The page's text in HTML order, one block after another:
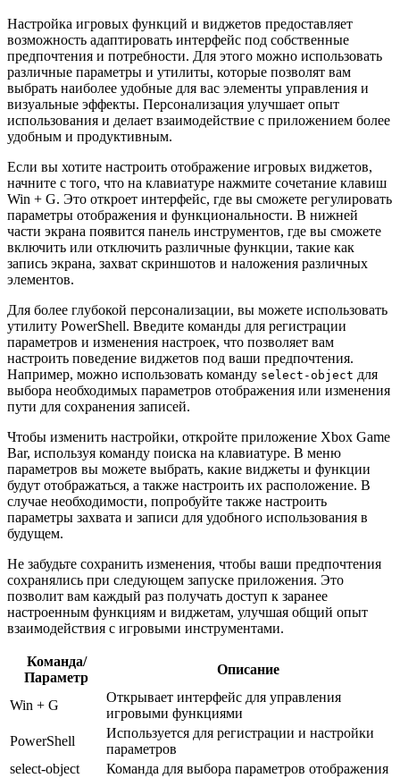
Настройка игровых функций и виджетов предоставляет
возможность адаптировать интерфейс под собственные
предпочтения и потребности. Для этого можно использовать
различные параметры и утилиты, которые позволят вам
выбрать наиболее удобные для вас элементы управления и
визуальные эффекты. Персонализация улучшает опыт
использования и делает взаимодействие с приложением более
удобным и продуктивным.
Если вы хотите настроить отображение игровых виджетов,
начните с того, что на клавиатуре нажмите сочетание клавиш
Win + G. Это откроет интерфейс, где вы сможете регулировать
параметры отображения и функциональности. В нижней
части экрана появится панель инструментов, где вы сможете
включить или отключить различные функции, такие как
запись экрана, захват скриншотов и наложения различных
элементов.
Для более глубокой персонализации, вы можете использовать
утилиту PowerShell. Введите команды для регистрации
параметров и изменения настроек, что позволяет вам
настроить поведение виджетов под ваши предпочтения.
Например, можно использовать команду select-object для
выбора необходимых параметров отображения или изменения
пути для сохранения записей.
Чтобы изменить настройки, откройте приложение Xbox Game
Bar, используя команду поиска на клавиатуре. В меню
параметров вы можете выбрать, какие виджеты и функции
будут отображаться, а также настроить их расположение. В
случае необходимости, попробуйте также настроить
параметры захвата и записи для удобного использования в
будущем.
Не забудьте сохранить изменения, чтобы ваши предпочтения
сохранялись при следующем запуске приложения. Это
позволит вам каждый раз получать доступ к заранее
настроенным функциям и виджетам, улучшая общий опыт
взаимодействия с игровыми инструментами.
Команда/
Параметр
Описание
Win + G
Открывает интерфейс для управления
игровыми функциями
PowerShell
Используется для регистрации и настройки
параметров
select-object
Команда для выбора параметров отображения